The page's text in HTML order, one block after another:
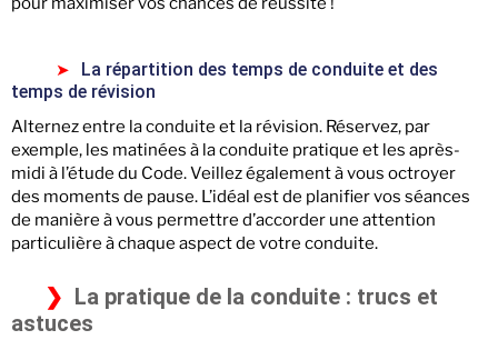
La répartition des temps de conduite et des
temps de révision
Alternez entre la conduite et la révision. Réservez, par
exemple, les matinées à la conduite pratique et les après-
midi à l’étude du Code. Veillez également à vous octroyer
des moments de pause. L’idéal est de planifier vos séances
de manière à vous permettre d’accorder une attention
particulière à chaque aspect de votre conduite.
La pratique de la conduite : trucs et
astuces